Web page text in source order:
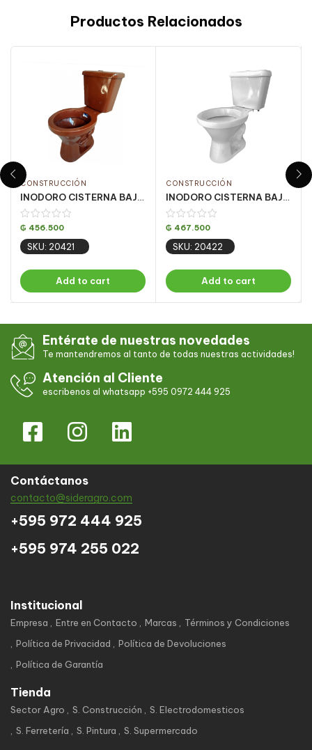
Productos Relacionados
CONSTRUCCIÓN
INODORO CISTERNA BAJA ARAXA CARAMELO SANTA CLARA
₲ 456.500
SKU: 20421
Add to cart
CONSTRUCCIÓN
INODORO CISTERNA BAJA ARAXA GRIS CLARO SANTA CLARA
₲ 467.500
SKU: 20422
Add to cart
Entérate de nuestras novedades
Te mantendremos al tanto de todas nuestras actividades!
Atención al Cliente
escribenos al whatsapp +595 0972 444 925
Contáctanos
contacto@sideragro.com
+595 972 444 925
+595 974 255 022
Institucional
Empresa Entre en Contacto Marcas
Términos y Condiciones
Política de Privacidad
Política de Devoluciones
Política de Garantía
Tienda
Sector Agro S. Construcción
S. Electrodomesticos
S. Ferretería
S. Pintura S. Supermercado